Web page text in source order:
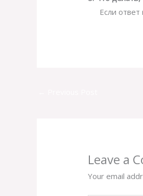
Если
Leave a
Your email